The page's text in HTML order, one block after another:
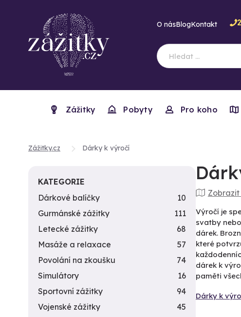
O násBlogKontakt
Zážitky Pobyty Pro koho
Zážitky.cz Dárky k výročí
Výročí je
svatby
dárek.
které
dárek k
paměti
Dárky k
KATEGORIE
Dárkové balíčky
10
Gurmánské zážitky
111
Letecké zážitky
68
Masáže a relaxace
57
Povolání na zkoušku
74
Simulátory
16
Sportovní zážitky
94
Vojenské zážitky
45